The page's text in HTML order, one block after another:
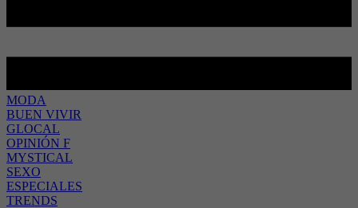
MODA
BUEN VIVIR
GLOCAL
OPINIÓN F
MYSTICAL
SEXO
ESPECIALES
TRENDS